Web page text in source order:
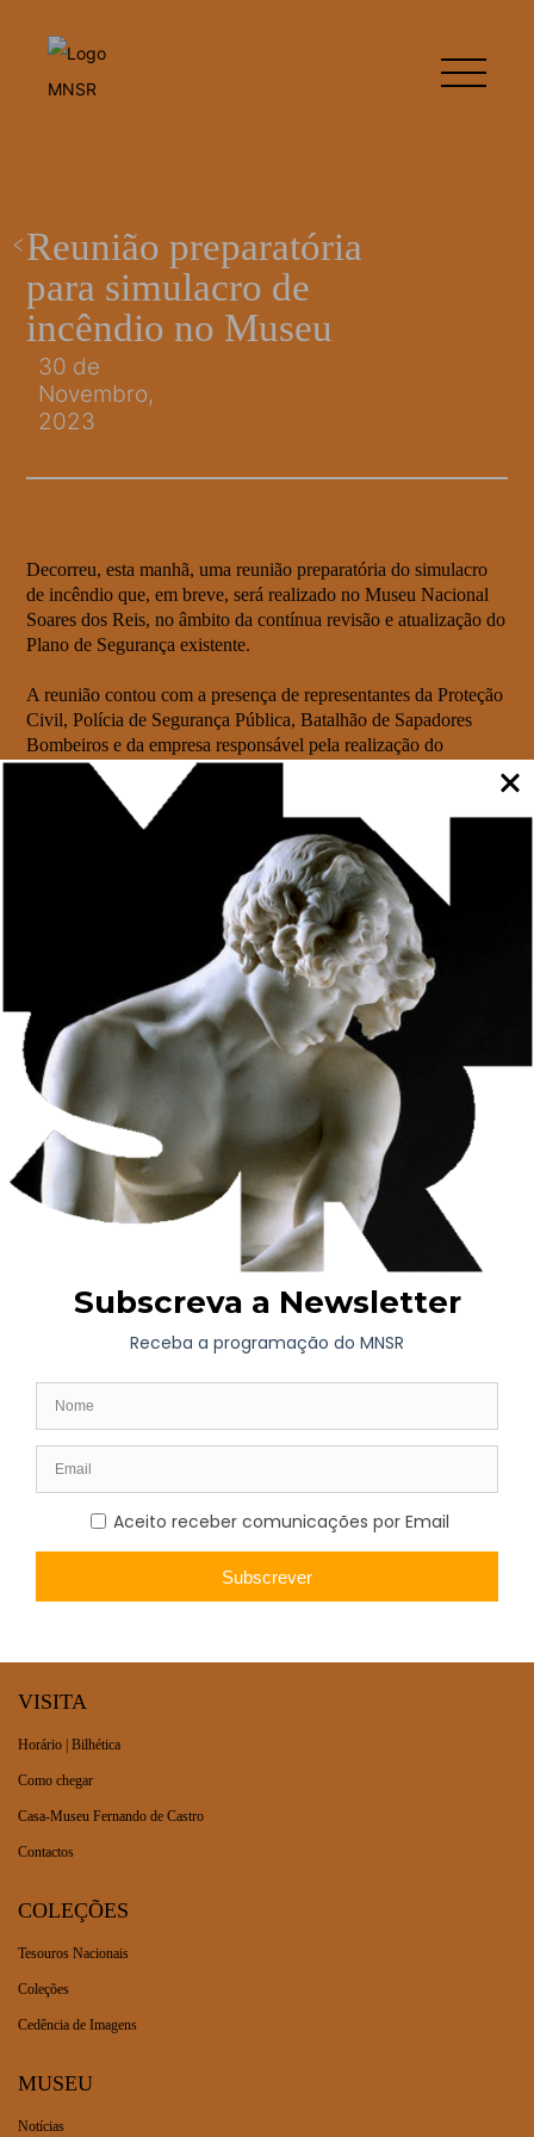
Reunião preparatória
para simulacro de
incêndio no Museu
30 de
Novembro,
2023
Decorreu, esta manhã, uma reunião preparatória do simulacro
de incêndio que, em breve, será realizado no Museu Nacional
Soares dos Reis, no âmbito da contínua revisão e atualização do
Plano de Segurança existente.
A reunião contou com a presença de representantes da Proteção
Civil, Polícia de Segurança Pública, Batalhão de Sapadores
Bombeiros e da empresa responsável pela realização do
simulacro.
O objetivo do exercício a realizar visa a melhoria da capacidade
de resposta da equipa do Museu a um eventual caso de incêndio
nas instalações do Palácio dos Carrancas, garantindo não só a
evacuação de pessoas, mas também a salvaguarda das obras
que integram o acervo museológico (Simulacro de Intervenção
e Evacuação de Bens Culturais).
A realização destas reuniões permite criar novas sinergias e
cooperações mais estreitas entre o Museu Nacional Soares dos
Reis – enquanto instituição que gere bens culturais – e os
diferentes serviços que integram a Proteção Civil, tendo em
vista uma gestão mais eficaz em situações de crise, com
controlo e redução de perdas e danos.
AGENDA
VISITA
Horário | Bilhética
Como chegar
Casa-Museu Fernando de Castro
Contactos
COLEÇÕES
Tesouros Nacionais
Coleções
Cedência de Imagens
MUSEU
Notícias